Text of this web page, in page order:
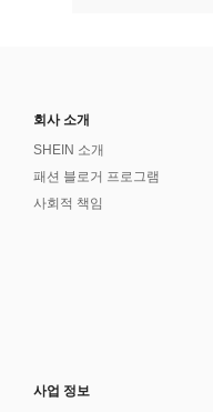
회사 소개
SHEIN 소개
패션 블로거 프로그램
사회적 책임
사업 정보